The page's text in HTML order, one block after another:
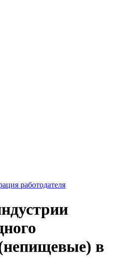
работодателя
в